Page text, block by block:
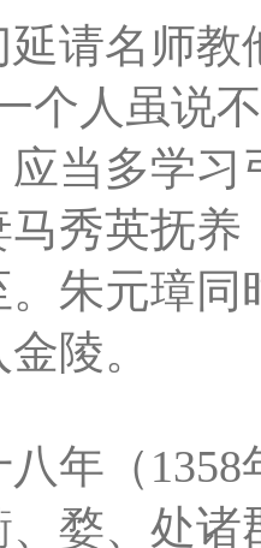
延请名师
个人虽说
应当多学习
马秀英抚养
。朱元璋
陵。
八年（
、婺、处